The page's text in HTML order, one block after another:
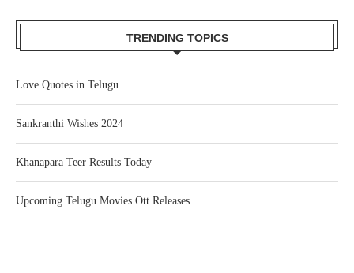
TRENDING TOPICS
Love Quotes in Telugu
Sankranthi Wishes 2024
Khanapara Teer Results Today
Upcoming Telugu Movies Ott Releases